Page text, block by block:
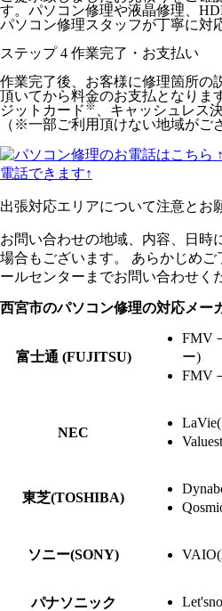
す。パソコン修理や液晶修理、
パソコン修理スタッフが丁寧に対
ステップ 4 作業完了・お支払い
作業完了後、お客様に修理箇所の
頂いてから料金のお支払となりま
ジットカード ※ 、キャッシュレス
（※一部ご利用頂けない地域がご
電話できます↑
出張対応エリアについて注意とお
お問い合わせの地域、内容、日時
場合もございます。 あらかじめご
ールセンターまでお問い合わせく
西宮市のパソコン修理の対応メー
富士通 (FUJITSU)
FMV
ー)
FMV
NEC
東芝(TOSHIBA)
ソニー(SONY)
パナソニック